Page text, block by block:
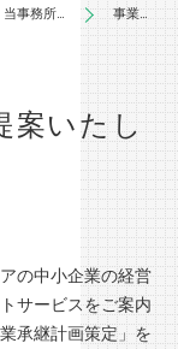
当事務所の特徴 事業承継
案いたし
の中小企業の経営
サービスをご案内
承継計画策定」を